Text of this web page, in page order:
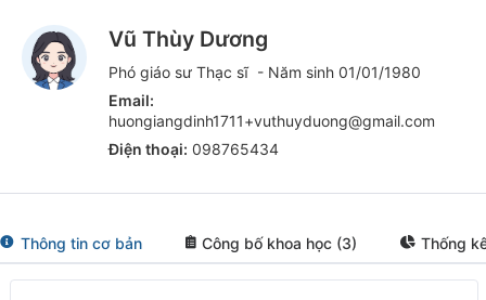
Vũ Thùy Dương
Phó giáo sư Thạc sĩ - Năm sinh 01/01/1980
Email:
huongiangdinh1711+vuthuyduong@gmail.com
Điện thoại: 098765434
Thông tin cơ bản Công bố khoa học (3) Thống